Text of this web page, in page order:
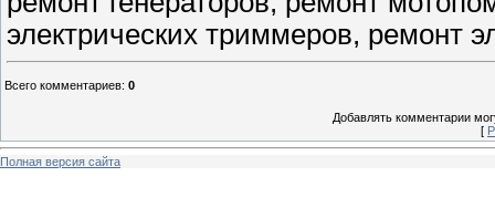
электрических триммеров, ремонт
Всего комментариев: 0
Добавлять комментарии
[
Полная версия сайта